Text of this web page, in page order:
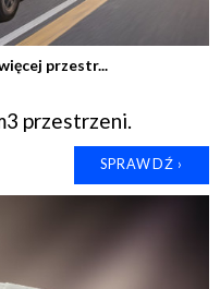
przestr...
przestrzeni.
SPRAWDŹ ›